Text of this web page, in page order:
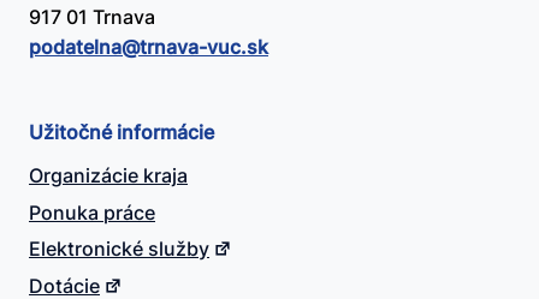
917 01 Trnava
podatelna@​trnava-vuc.sk
Užitočné informácie
Organizácie kraja
Ponuka práce
Elektronické služby
Dotácie